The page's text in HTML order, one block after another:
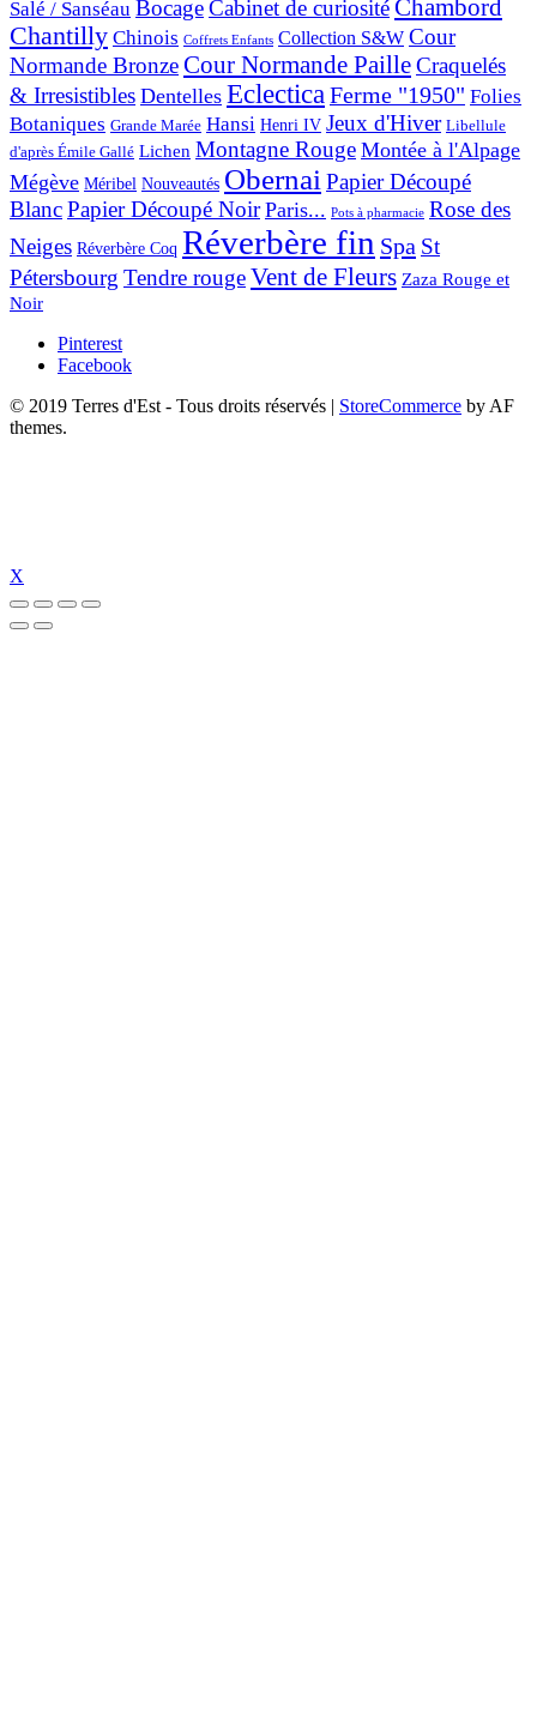
Salé / Sanséau BocageCabinet de curiositéChambord
Chantilly Chinois Coffrets Enfants Collection S&W Cour
Normande BronzeCour Normande PailleCraquelés
& Irresistibles Dentelles EclecticaFerme "1950" Folies
Botaniques Grande Marée Hansi Henri IV Jeux d'Hiver Libellule
d'après Émile Gallé Lichen Montagne Rouge Montée à l'Alpage
Mégève Méribel Nouveautés ObernaiPapier Découpé
BlancPapier Découpé Noir Paris... Pots à pharmacie Rose des
Neiges Réverbère Coq Réverbère fin Spa St
Pétersbourg Tendre rougeVent de Fleurs Zaza Rouge et
Noir
Pinterest
Facebook
© 2019 Terres d'Est - Tous droits réservés
StoreCommerce by AF
themes.
X